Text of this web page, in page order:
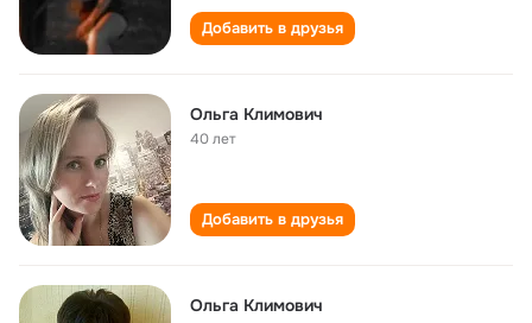
Добавить в друзья
Ольга Климович
40 лет
Добавить в друзья
Ольга Климович